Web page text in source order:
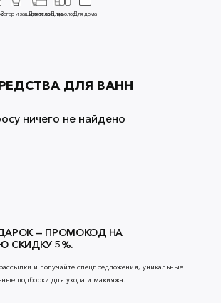
Загар и защита от солнца
Для телаДля волосДля дома
ДЛЯ ВАНН
ничего не найдено
— ПРОМОКОД НА
СКИДКУ 5%.
и получайте спецпредложения, уникальные
подборки для ухода и макияжа.